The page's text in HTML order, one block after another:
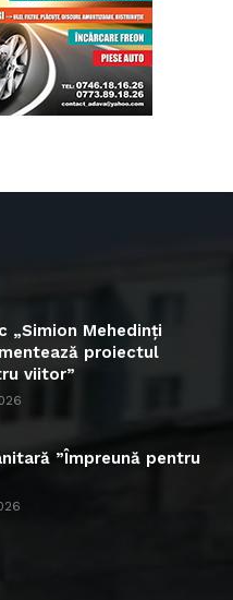
„Simion Mehedinți
proiectul
viitor”
”Împreună pentru